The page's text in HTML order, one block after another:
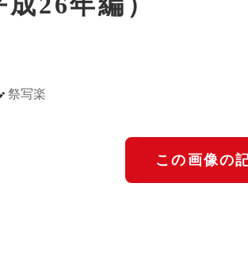
祭写楽
この画像の